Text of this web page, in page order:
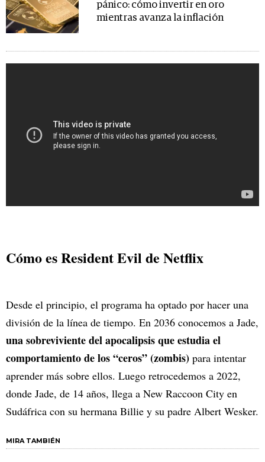
pánico: cómo invertir en oro
mientras avanza la inflación
Cómo es Resident Evil de Netflix
Desde el principio, el programa ha optado por hacer una
división de la línea de tiempo. En 2036 conocemos a Jade,
una sobreviviente del apocalipsis que estudia el
comportamiento de los “ceros” (zombis) para intentar
aprender más sobre ellos. Luego retrocedemos a 2022,
donde Jade, de 14 años, llega a New Raccoon City en
Sudáfrica con su hermana Billie y su padre Albert Wesker.
MIRA TAMBIÉN